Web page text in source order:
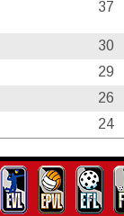
37
30
29
26
24